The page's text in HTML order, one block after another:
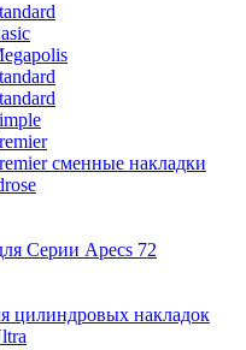
сменные накладки
Серии Apecs 72
цилиндровых накладок